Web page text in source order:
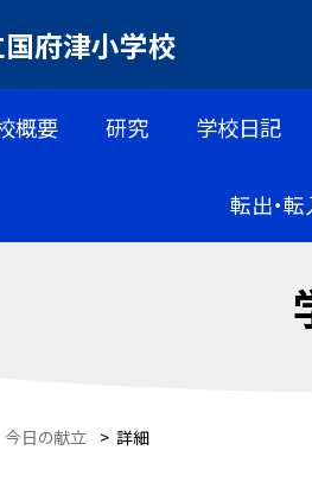
府津小学校
概要 研究 学校日記
転出・
今日の献立 > 詳細